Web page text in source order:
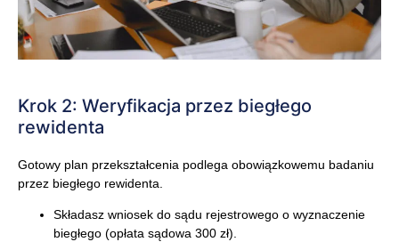
Krok 2: Weryfikacja przez biegłego
rewidenta
Gotowy plan przekształcenia podlega obowiązkowemu badaniu
przez biegłego rewidenta.
Składasz wniosek do sądu rejestrowego o wyznaczenie
biegłego (opłata sądowa 300 zł).